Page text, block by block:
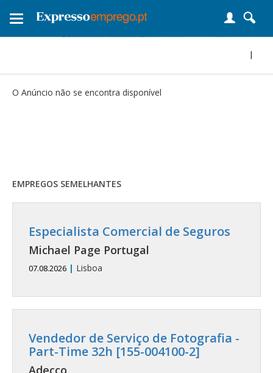
Toggle
|
O Anúncio não se encontra disponível
EMPREGOS SEMELHANTES
Especialista Comercial de Seguros
Michael Page Portugal
07.08.2026 | Lisboa
Vendedor de Serviço de Fotografia -
Part-Time 32h [155-004100-2]
Adecco